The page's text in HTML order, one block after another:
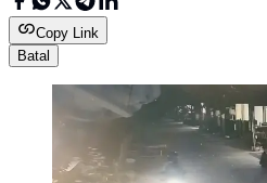
Copy Link
Batal